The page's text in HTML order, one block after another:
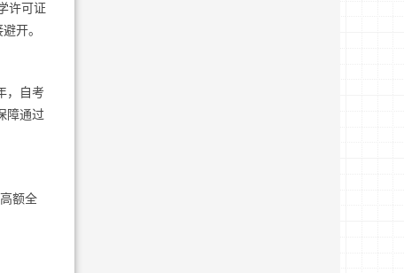
许可证
开。
，自考
障通过
额全